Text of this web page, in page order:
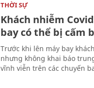
THỜI SỰ
Khách nhiễm
bay có thể bị cấm
Trước khi lên máy bay
nhưng không khai báo
vĩnh viễn trên các chuyến